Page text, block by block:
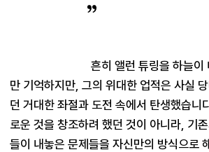
흔히 앨런 튜링을 하늘이
만 기억하지만, 그의 위대한 업적은 사실
던 거대한 좌절과 도전 속에서 탄생했습니
로운 것을 창조하려 했던 것이 아니라, 기
들이 내놓은 문제들을 자신만의 방식으로